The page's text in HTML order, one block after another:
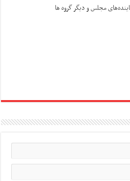
مجلس و دیگر گروه ها